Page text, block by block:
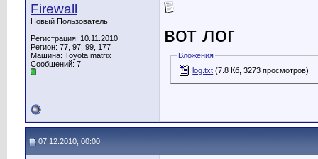
Firewall
Новый Пользователь
Регистрация: 10.11.2010
Регион: 77, 97, 99, 177
Машина: Toyota matrix
Сообщений: 7
вот лог
Вложения
log.txt (7.8 Кб, 3273 просмотров)
07.12.2010, 00:00